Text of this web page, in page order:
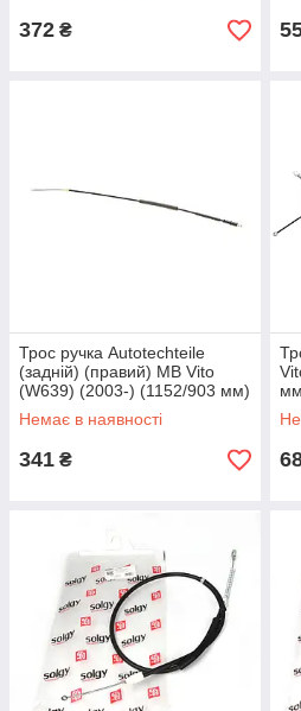
372 ₴
Трос ручка Autotechteile
(задній) (правий) MB Vito
(W639) (2003-) (1152/903 мм)
Немає в наявності
341 ₴